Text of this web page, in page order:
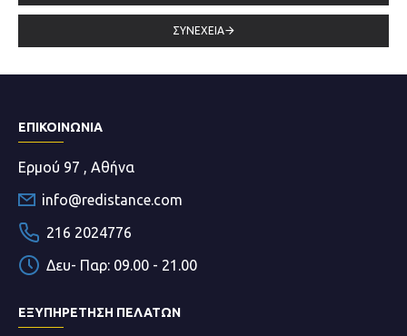
ΣΥΝΈΧΕΙΑ
ΕΠΙΚΟΙΝΩΝΊΑ
Ερμού 97 , Αθήνα
info@redistance.com
216 2024776
Δευ- Παρ: 09.00 - 21.00
ΕΞΥΠΗΡΕΤΗΣΗ ΠΕΛΑΤΩΝ